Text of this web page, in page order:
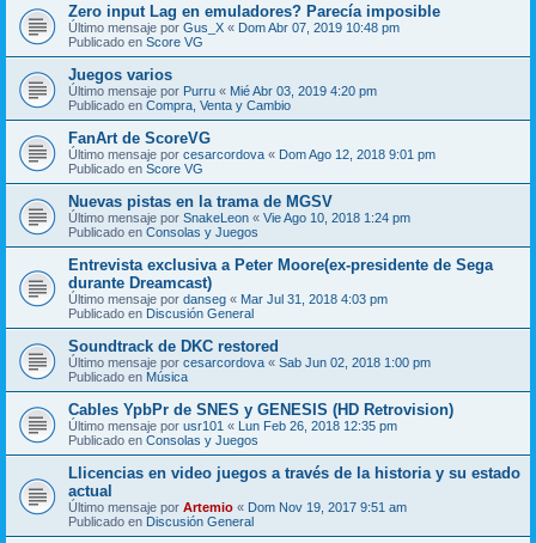
Zero input Lag en emuladores? Parecía imposible
Último mensaje por Gus_X « Dom Abr 07, 2019 10:48 pm
Publicado en Score VG
Juegos varios
Último mensaje por Purru « Mié Abr 03, 2019 4:20 pm
Publicado en Compra, Venta y Cambio
FanArt de ScoreVG
Último mensaje por cesarcordova « Dom Ago 12, 2018 9:01 pm
Publicado en Score VG
Nuevas pistas en la trama de MGSV
Último mensaje por SnakeLeon « Vie Ago 10, 2018 1:24 pm
Publicado en Consolas y Juegos
Entrevista exclusiva a Peter Moore(ex-presidente de Sega
durante Dreamcast)
Último mensaje por danseg « Mar Jul 31, 2018 4:03 pm
Publicado en Discusión General
Soundtrack de DKC restored
Último mensaje por cesarcordova « Sab Jun 02, 2018 1:00 pm
Publicado en Música
Cables YpbPr de SNES y GENESIS (HD Retrovision)
Último mensaje por usr101 « Lun Feb 26, 2018 12:35 pm
Publicado en Consolas y Juegos
Llicencias en video juegos a través de la historia y su estado
actual
Último mensaje por Artemio « Dom Nov 19, 2017 9:51 am
Publicado en Discusión General